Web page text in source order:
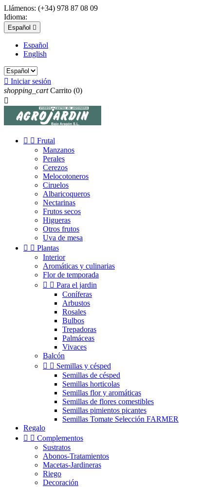
Llámenos: (+34) 978 87 08 09
Idioma:
Español 
Español
English
 Iniciar sesión
shopping_cart Carrito (0)

  Frutal
Manzanos
Perales
Cerezos
Melocotoneros
Ciruelos
Albaricoqueros
Nectarinas
Frutos secos
Higueras
Otros frutos
Uva de mesa
  Plantas
Interior
Aromáticas y culinarias
Flor de temporada
  Para el jardin
Coníferas
Arbustos
Rosales
Bulbos
Trepadoras
Palmáceas
Vivaces
Balcón
  Semillas y césped
Semillas de césped
Semillas horticolas
Semillas flor y aromáticas
Semillas de flores comestibles
Semillas pimientos picantes
Semillas Tomate Selección FARMER
Regalo
  Complementos
Sustratos
Abonos-Tratamientos
Macetas-Jardineras
Riego
Decoración